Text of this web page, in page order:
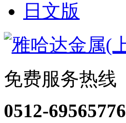
日文版
免费服务热线
0512-69565776